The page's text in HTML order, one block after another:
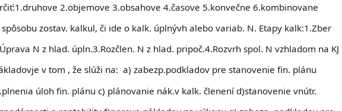
2.objemove 3.obsahove 4.časove 5.konvečne 6.kombinovane
zostav. kalkul, či ide o kalk. úplnývh alebo variab. N. Etapy kalk:1.Zber
N z hlad. úpln.3.Rozčlen. N z hlad. pripoč.4.Rozvrh spol. N vzhladom na KJ
je v tom , že slúži na: a) zabezp.podkladov pre stanovenie fin. plánu
úloh fin. plánu c) plánovanie nák.v kalk. členení d)stanovenie vnútr.